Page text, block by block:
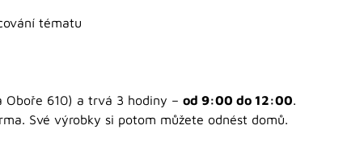
tématu
Oboře 610) a trvá 3 hodiny – od 9:00 do 12:00.
Své výrobky si potom můžete odnést domů.